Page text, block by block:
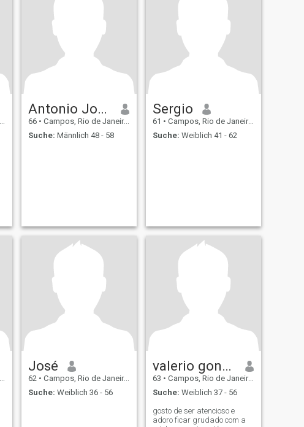
Antonio Jorge
66 • Campos, Rio de Janeiro, Brasilien
Suche: Männlich 48 - 58
Sergio
61 • Campos, Rio de Janeiro, Brasilien
Suche: Weiblich 41 - 62
José
62 • Campos, Rio de Janeiro, Brasilien
Suche: Weiblich 36 - 56
valerio gonçalves pinheiro
63 • Campos, Rio de Janeiro, Brasilien
Suche: Weiblich 37 - 56
gosto de ser atencioso e
adoro ficar grudado com a